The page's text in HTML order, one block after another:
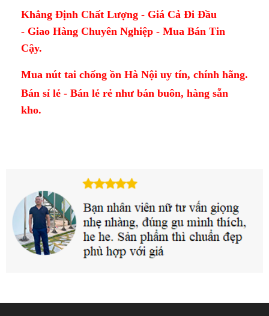
Khẳng Định Chất Lượng - Giá Cả Đi Đầu
- Giao Hàng Chuyên Nghiệp - Mua Bán Tin
Cậy.
Mua nút tai chống ồn Hà Nội uy tín, chính hãng.
Bán sỉ lẻ - Bán lẻ rẻ như bán buôn, hàng sẵn
kho.